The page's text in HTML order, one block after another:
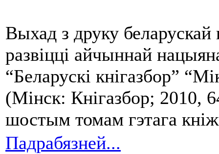
Выхад з друку беларускай
развіцці айчыннай
“Беларускі кнігазбор”
(Мінск: Кнігазбор; 2010,
шостым томам гэтага
Падрабязней...